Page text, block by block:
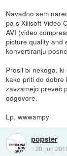
Navadno sem
pa s Xilisoft Video
AVI (video
picture quality and
konvertiranju
Prosil bi nekoga,
kako priti do dobre
zavzamejo preveč
odgovore.
Lp, wwwampy
popster
::20. jun